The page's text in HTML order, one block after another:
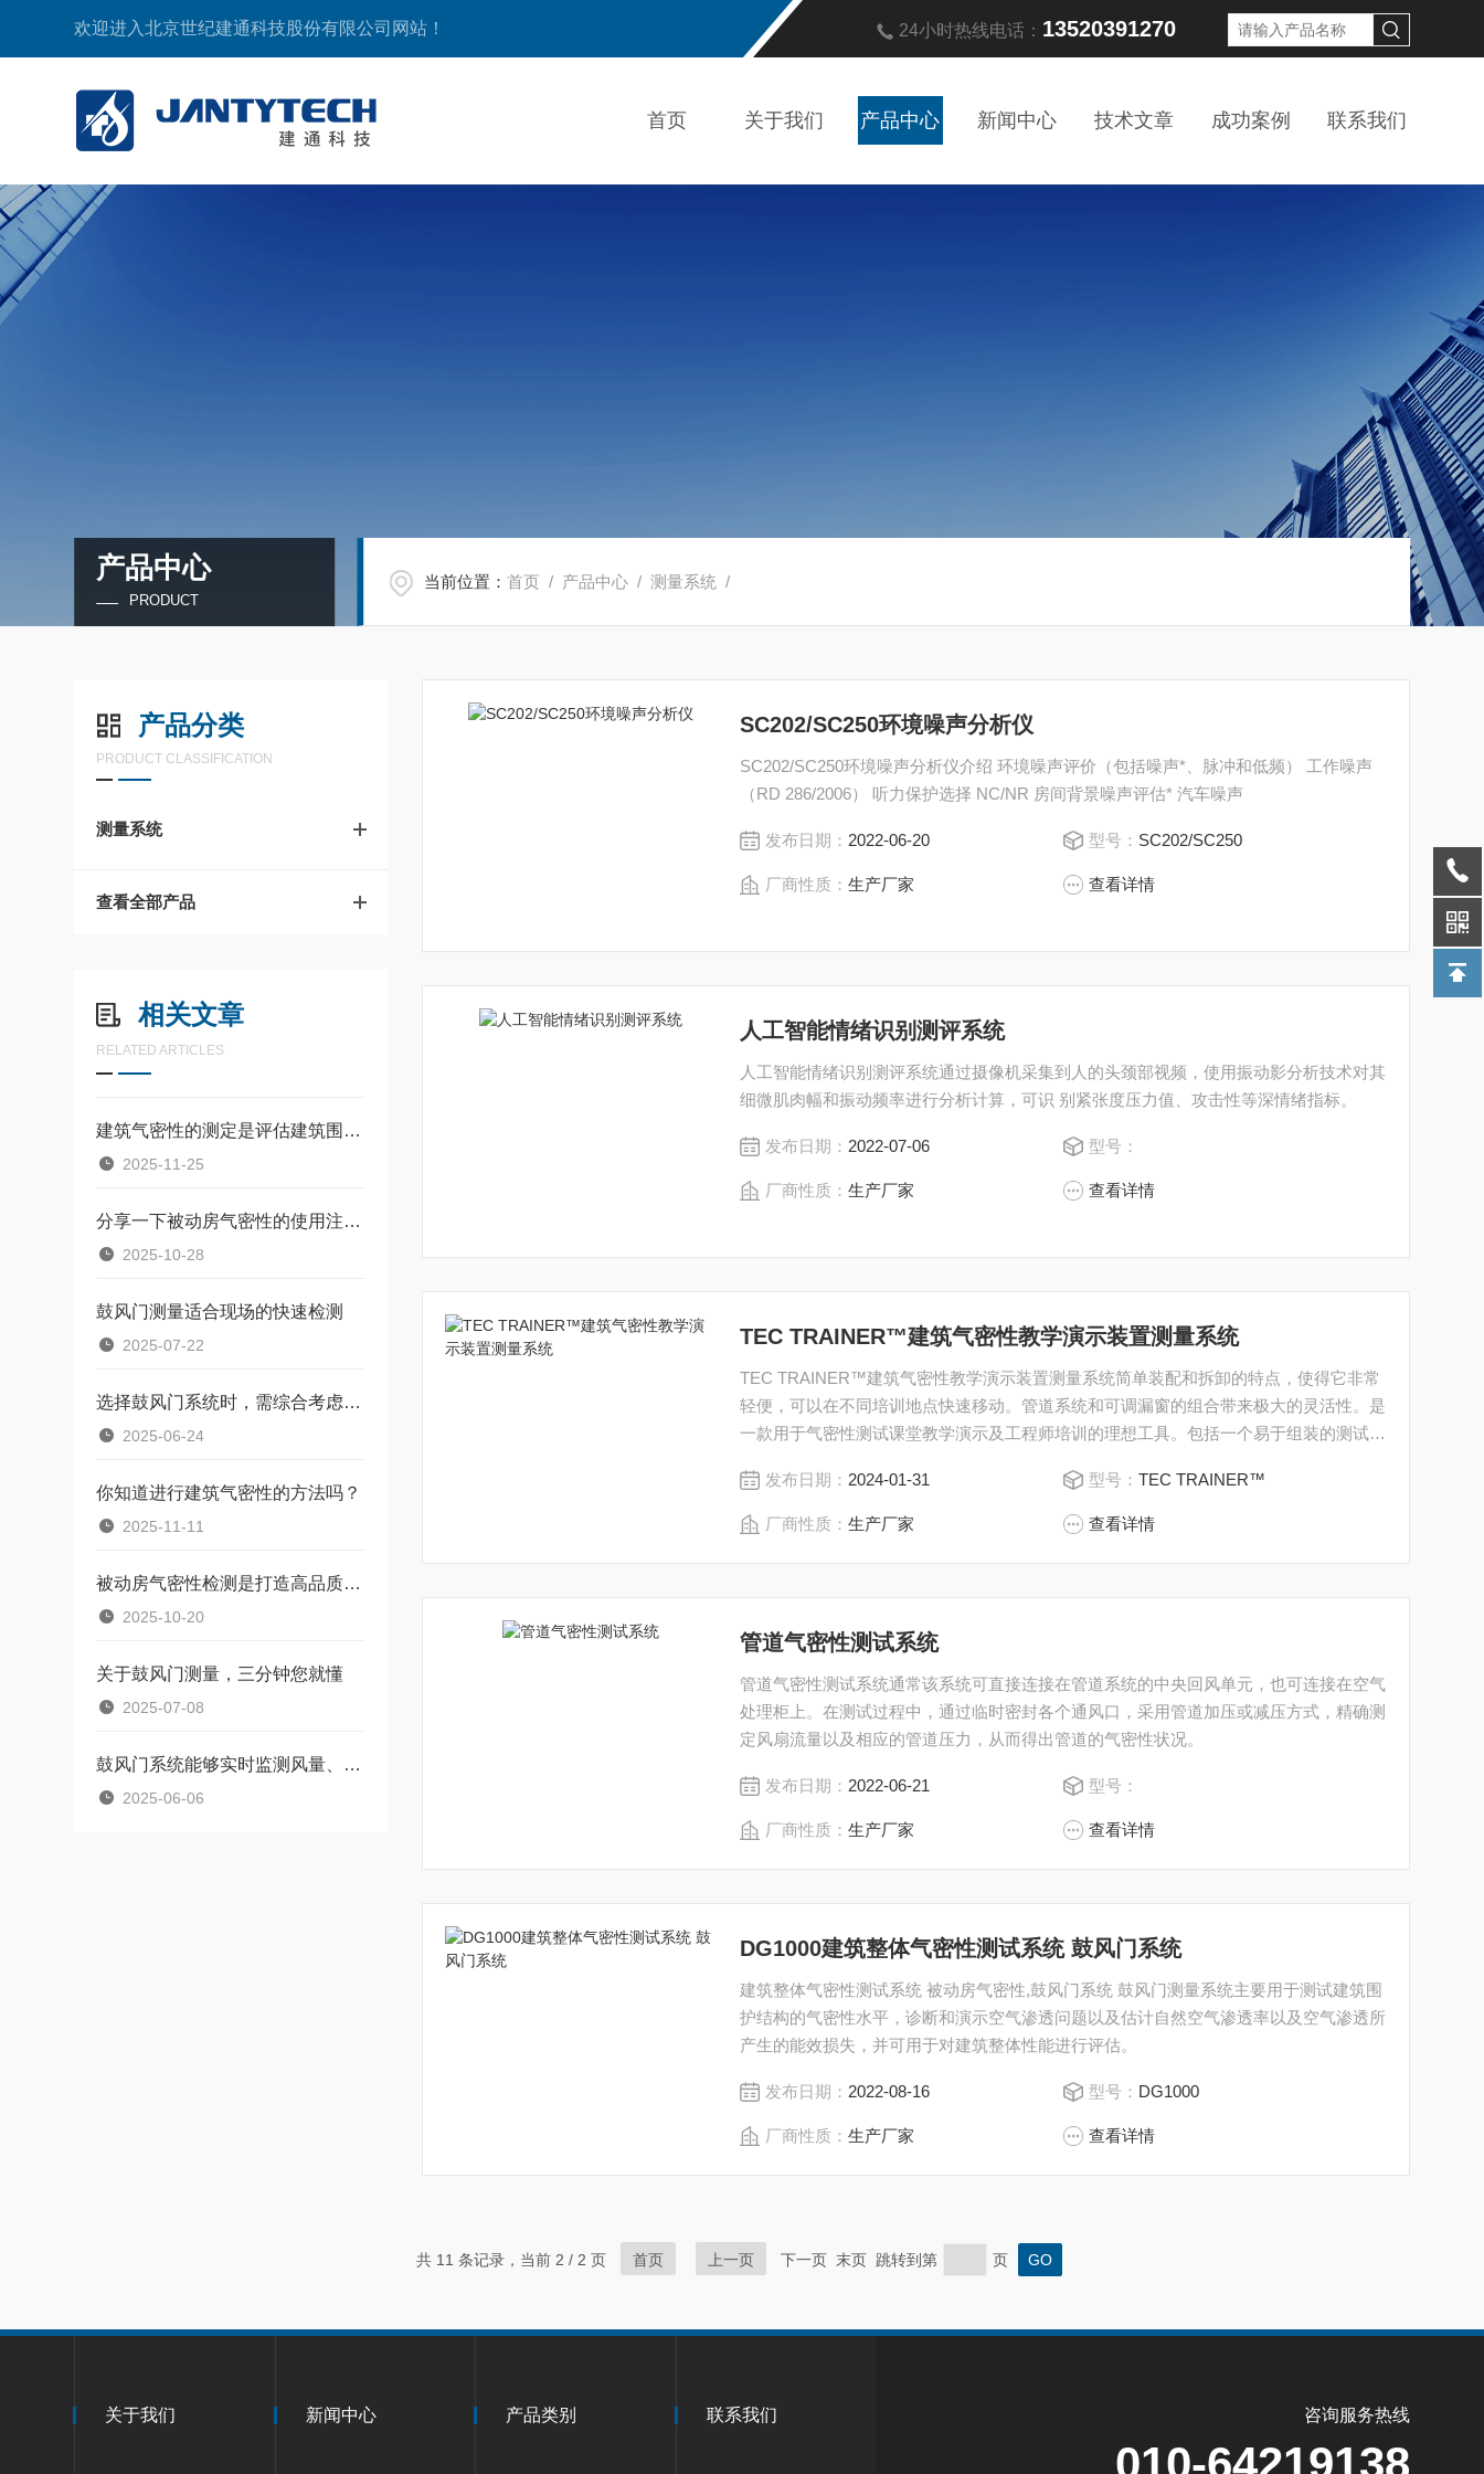
欢迎进入北京世纪建通科技股份有限公司网站！ 24小时热线电话： 13520391270
首页 关于我们 产品中心 新闻中心 技术文章 成功案例 联系我们
产品中心
PRODUCT
当前位置：首页 / 产品中心 /测量系统 /
产品分类
PRODUCT CLASSIFICATION
测量系统
查看全部产品
相关文章
RELATED ARTICLES
建筑气密性的测定是评估建筑围护结构密封性能的重要环节
2025-11-25
分享一下被动房气密性的使用注意事项
2025-10-28
鼓风门测量适合现场的快速检测
2025-07-22
选择鼓风门系统时，需综合考虑多个因素
2025-06-24
你知道进行建筑气密性的方法吗？
2025-11-11
被动房气密性检测是打造高品质居住环境的重要因素
2025-10-20
关于鼓风门测量，三分钟您就懂
2025-07-08
鼓风门系统能够实时监测风量、风压、电机温度等参数
2025-06-06
SC202/SC250环境噪声分析仪
SC202/SC250环境噪声分析仪介绍 环境噪声评价（包括噪声*、脉冲和低频） 工作噪声
（RD 286/2006） 听力保护选择 NC/NR 房间背景噪声评估* 汽车噪声
发布日期： 2022-06-20 型号： SC202/SC250
厂商性质：生产厂家 查看详情
人工智能情绪识别测评系统
人工智能情绪识别测评系统通过摄像机采集到人的头颈部视频，使用振动影分析技术对其
细微肌肉幅和振动频率进行分析计算，可识 别紧张度压力值、攻击性等深情绪指标。
发布日期： 2022-07-06 型号：
厂商性质：生产厂家 查看详情
TEC TRAINER™建筑气密性教学演示装置测量系统
TEC TRAINER™建筑气密性教学演示装置测量系统简单装配和拆卸的特点，使得它非常
轻便，可以在不同培训地点快速移动。管道系统和可调漏窗的组合带来极大的灵活性。是
一款用于气密性测试课堂教学演示及工程师培训的理想工具。包括一个易于组装的测试装
发布日期： 2024-01-31 型号： TEC TRAINER™
厂商性质：生产厂家 查看详情
管道气密性测试系统
管道气密性测试系统通常该系统可直接连接在管道系统的中央回风单元，也可连接在空气
处理柜上。在测试过程中，通过临时密封各个通风口，采用管道加压或减压方式，精确测
定风扇流量以及相应的管道压力，从而得出管道的气密性状况。
发布日期： 2022-06-21 型号：
厂商性质：生产厂家 查看详情
DG1000建筑整体气密性测试系统 鼓风门系统
建筑整体气密性测试系统 被动房气密性,鼓风门系统 鼓风门测量系统主要用于测试建筑围
护结构的气密性水平，诊断和演示空气渗透问题以及估计自然空气渗透率以及空气渗透所
产生的能效损失，并可用于对建筑整体性能进行评估。
发布日期： 2022-08-16 型号： DG1000
厂商性质：生产厂家 查看详情
共 11 条记录，当前 2 / 2 页 首页 上一页 下一页 末页 跳转到第 页
关于我们 新闻中心 产品类别 联系我们 咨询服务热线
010-64219138